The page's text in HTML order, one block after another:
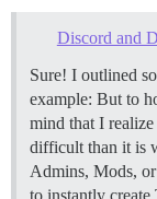
Discord and
Sure! I outlined
example: But to
mind that I
difficult than it is
Admins, Mods,